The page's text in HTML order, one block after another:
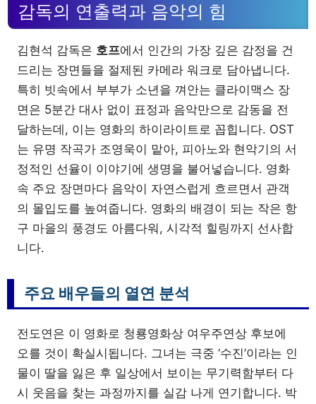
감독의 연출력과 음악의 힘
김현석 감독은 호프에서 인간의 가장 깊은 감정을 건
드리는 장면들을 절제된 카메라 워크로 담아냅니다.
특히 빗속에서 부부가 소년을 껴안는 클라이맥스 장
면은 5분간 대사 없이 표정과 음악만으로 감동을 전
달하는데, 이는 영화의 하이라이트로 꼽힙니다. OST
는 유명 작곡가 조영욱이 맡아, 피아노와 현악기의 서
정적인 선율이 이야기에 생명을 불어넣습니다. 영화
속 주요 장면마다 음악이 자연스럽게 흐르면서 관객
의 몰입도를 높여줍니다. 영화의 배경이 되는 작은 항
구 마을의 풍경도 아름다워, 시각적 힐링까지 선사합
니다.
주요 배우들의 열연 분석
전도연은 이 영화로 청룡영화상 여우주연상 후보에
오를 것이 확실시됩니다. 그녀는 극중 ‘수진’이라는 인
물이 딸을 잃은 후 일상에서 보이는 무기력함부터 다
시 웃음을 찾는 과정까지를 실감 나게 연기합니다. 박